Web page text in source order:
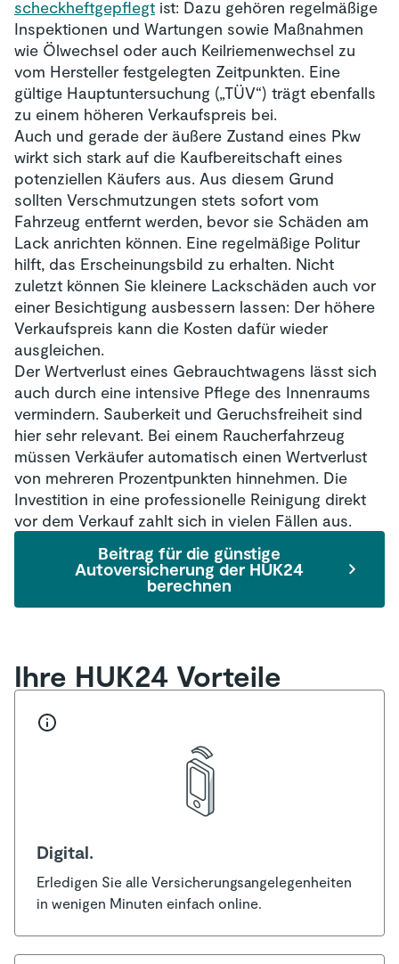
scheckheftgepflegt ist: Dazu gehören regelmäßige
Inspektionen und Wartungen sowie Maßnahmen
wie Ölwechsel oder auch Keilriemenwechsel zu
vom Hersteller festgelegten Zeitpunkten. Eine
gültige Hauptuntersuchung („TÜV“) trägt ebenfalls
zu einem höheren Verkaufspreis bei.
Auch und gerade der äußere Zustand eines Pkw
wirkt sich stark auf die Kaufbereitschaft eines
potenziellen Käufers aus. Aus diesem Grund
sollten Verschmutzungen stets sofort vom
Fahrzeug entfernt werden, bevor sie Schäden am
Lack anrichten können. Eine regelmäßige Politur
hilft, das Erscheinungsbild zu erhalten. Nicht
zuletzt können Sie kleinere Lackschäden auch vor
einer Besichtigung ausbessern lassen: Der höhere
Verkaufspreis kann die Kosten dafür wieder
ausgleichen.
Der Wertverlust eines Gebrauchtwagens lässt sich
auch durch eine intensive Pflege des Innenraums
vermindern. Sauberkeit und Geruchsfreiheit sind
hier sehr relevant. Bei einem Raucherfahrzeug
müssen Verkäufer automatisch einen Wertverlust
von mehreren Prozentpunkten hinnehmen. Die
Investition in eine professionelle Reinigung direkt
vor dem Verkauf zahlt sich in vielen Fällen aus.
Beitrag für die günstige
Autoversicherung der HUK24
berechnen
Ihre HUK24 Vorteile
Digital.
Erledigen Sie alle Versicherungsangelegenheiten
in wenigen Minuten einfach online.